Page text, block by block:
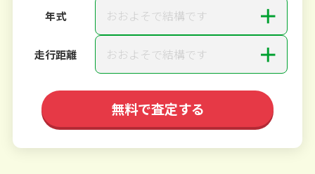
年式 おおよそで結構です ＋
走行距離 おおよそで結構です ＋
無料で査定する